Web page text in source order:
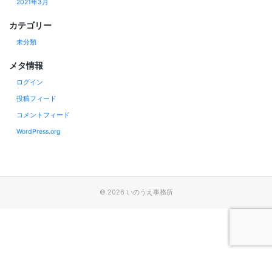
2021年3月
カテゴリー
未分類
メタ情報
ログイン
投稿フィード
コメントフィード
WordPress.org
© 2026 いのうえ事務所